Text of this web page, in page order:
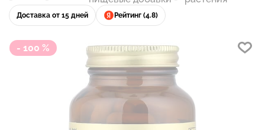
Доставка от 15 дней Рейтинг (4.8)
- 100 %